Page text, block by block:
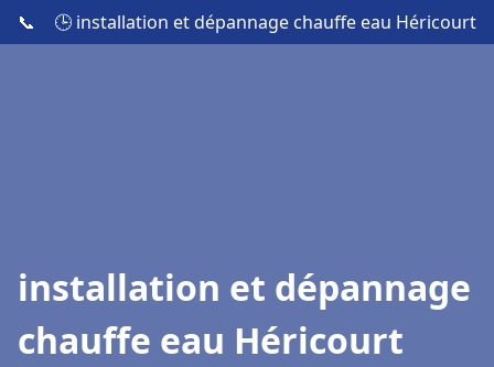
📞 🕒 installation et dépannage chauffe eau Héricourt
installation et dépannage
chauffe eau Héricourt